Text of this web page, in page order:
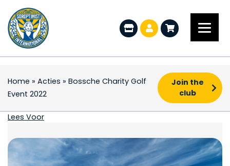
Home » Acties » Bossche Charity Golf
Event 2022
Join the
club
Bossche Charity Golf
Lees Voor